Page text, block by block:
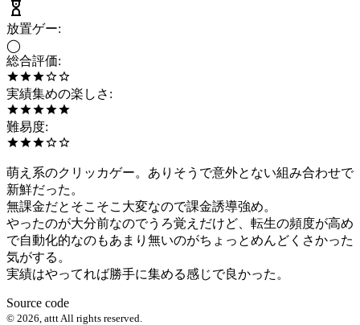
放置ゲー:
◯
総合評価:
実績集めの楽しさ :
難易度:
萌え系のクリッカゲー。ありそうで意外とない組み合わせで
新鮮だった。
無課金だとそこそこ大変なので課金誘導強め。
やったのが大分前なのでうろ覚えだけど、転生の頻度が高め
で自動化的なのもあまり無いのがちょっとめんどくさかった
気がする。
実績はやってれば勝手に集める感じで良かった。
Source code
© 2026 attt All rights reserved.